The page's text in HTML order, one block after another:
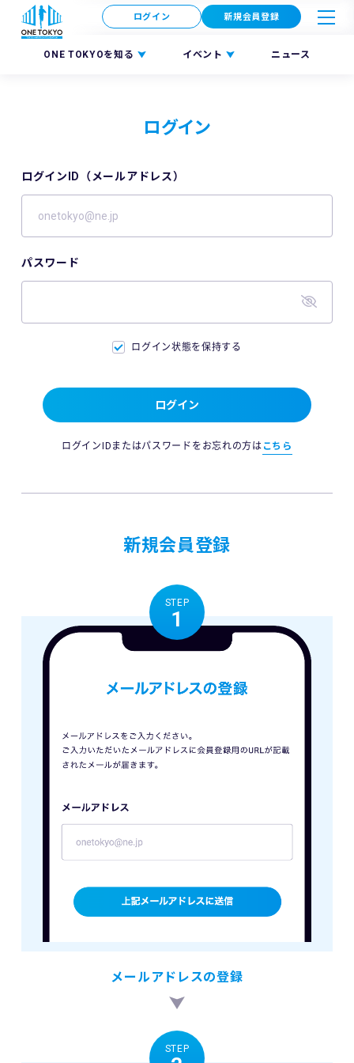
ONE TOKYOを知る イベント ニュース
ログイン 新規会員登録
ログイン
ログインID（メールアドレス）
パスワード
ログイン状態を保持する
ログイン
ログインIDまたはパスワードをお忘れの方は こちら
新規会員登録
STEP
1
メールアドレスの登録
STEP